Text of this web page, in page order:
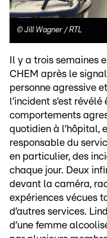
© Jill Wagner / RTL
Il y a trois semaines
CHEM après le
personne agressive
l’incident s’est
comportements
quotidien à l’hôpital,
responsable du
en particulier, des
chaque jour. Deux
devant la caméra,
expériences vécues
d’autres services.
d’une femme